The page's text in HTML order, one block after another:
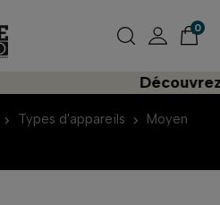
0
Découvrez une
Types d'appareils
Moyen